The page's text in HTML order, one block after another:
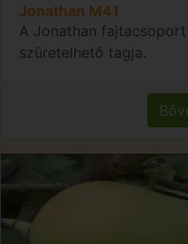
Jonathan M41
A Jonathan
szüretelhető tagja.